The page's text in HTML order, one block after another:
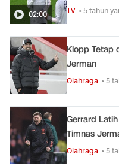
02:00 TV • 5 tahun
Klopp Tetap
Jerman
Olahraga • 5
Gerrard
Timnas
Olahraga • 5